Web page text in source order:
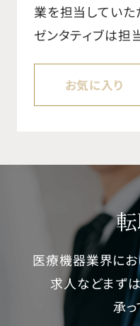
業を担当していた
ゼンタティブは担
またビジネス戦
新規顧客開拓、高
応拡大にて市場
す。 【具体的な
効果的に関係構
上させる。 ○リ
アマネジメントが
の営業目標を達
ビジネスプラン
お気に入り
医療機器業界にお
求人などまず
承っ